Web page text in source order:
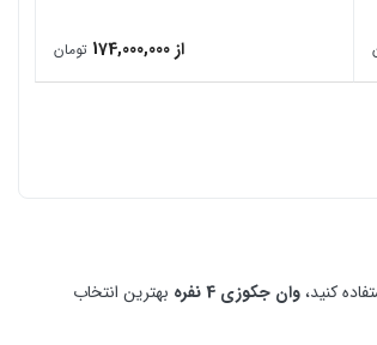
از 174,000,000 تومان
کنید،وان جکوزی 4 نفره
بهترین انتخاب